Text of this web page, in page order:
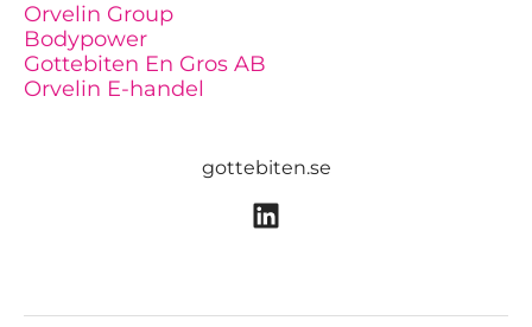
Orvelin Group
Bodypower
Gottebiten En Gros AB
Orvelin E-handel
gottebiten.se